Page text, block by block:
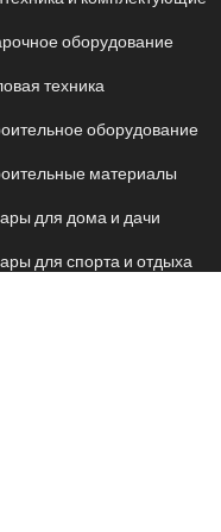
оборудование
техника
оборудование
материалы
для дома и дачи
для спорта и отдыха